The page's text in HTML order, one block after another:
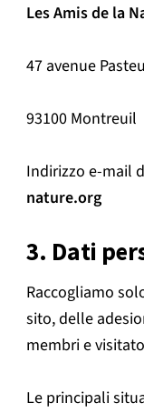
Les Amis de la
47 avenue
93100 Montreuil
Indirizzo e-mail
nature.org
3. Dati
Raccogliamo
sito, delle
membri e
Le principali